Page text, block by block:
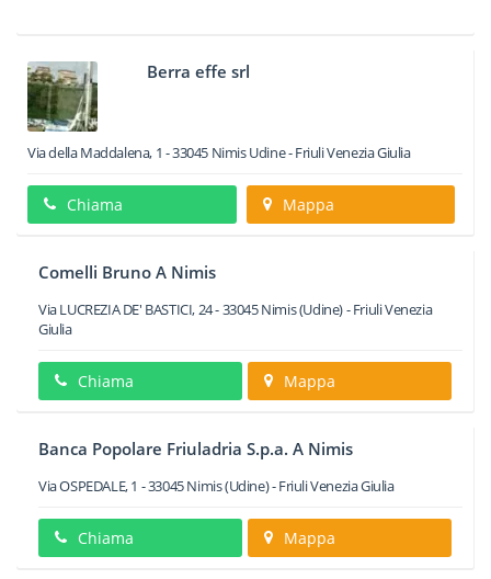
Berra effe srl
Via della Maddalena, 1 -33045 NimisUdine -Friuli Venezia Giulia
Chiama Mappa
Comelli Bruno A Nimis
Via LUCREZIA DE' BASTICI, 24-33045Nimis(Udine) -Friuli Venezia
Giulia
Chiama Mappa
Banca Popolare Friuladria S.p.a. A Nimis
Via OSPEDALE, 1 -33045Nimis(Udine) -Friuli Venezia Giulia
Chiama Mappa